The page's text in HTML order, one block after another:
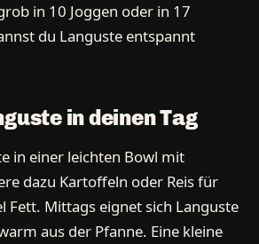
in 10 Joggen oder in 17
du Languste entspannt
in deinen Tag
in einer leichten Bowl mit
dazu Kartoffeln oder Reis für
Fett. Mittags eignet sich Languste
aus der Pfanne. Eine kleine